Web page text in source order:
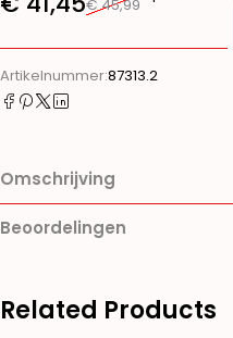
€45,99
Artikelnummer:87313.2
Omschrijving
Beoordelingen
Related Products